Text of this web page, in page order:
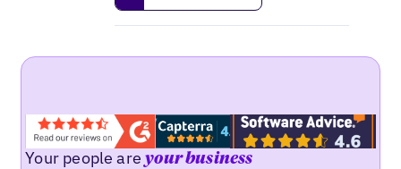
Your people areyour business